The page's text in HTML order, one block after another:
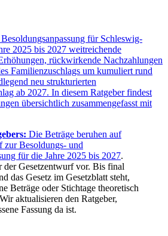
für Schleswig-
2025 bis 2027 weitreichende
rückwirkende Nachzahlungen
Familienzuschlags um kumuliert rund
neu strukturierten
ab 2027. In diesem Ratgeber findest
übersichtlich zusammengefasst mit
Die Beträge beruhen auf
zur Besoldungs- und
für die Jahre 2025 bis 2027.
der Gesetzentwurf vor. Bis final
das Gesetz im Gesetzblatt steht,
Beträge oder Stichtage theoretisch
aktualisieren den Ratgeber,
Fassung da ist.